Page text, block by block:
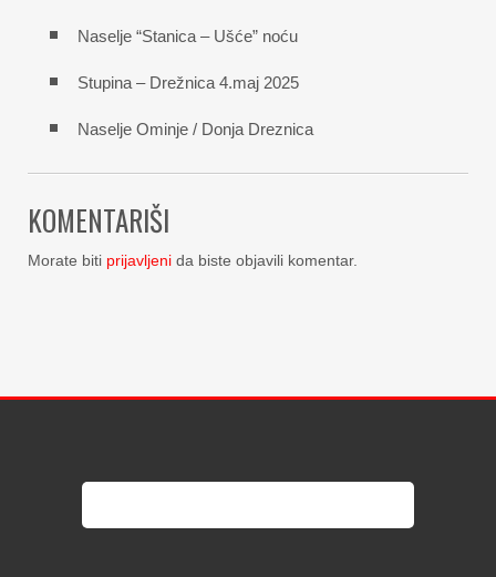
Naselje “Stanica – Ušće” noću
Stupina – Drežnica 4.maj 2025
Naselje Ominje / Donja Dreznica
KOMENTARIŠI
Morate biti prijavljeni da biste objavili komentar.